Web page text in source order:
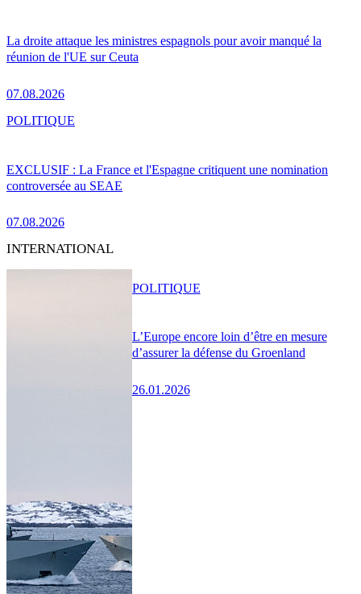
La droite attaque les ministres espagnols pour avoir manqué la
réunion de l'UE sur Ceuta
07.08.2026
EXCLUSIF : La France et l'Espagne critiquent une nomination
controversée au SEAE
07.08.2026
POLITIQUE
INTERNATIONAL
L’Europe encore loin d’être en mesure
d’assurer la défense du Groenland
26.01.2026
POLITIQUE